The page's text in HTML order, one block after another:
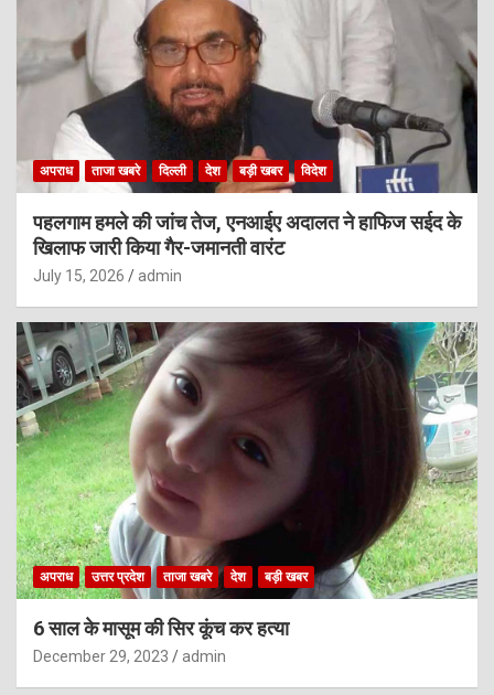
अपराध ताजा खबरे दिल्ली देश बड़ी खबर विदेश
पहलगाम हमले की जांच तेज, एनआईए अदालत ने हाफिज सईद के
खिलाफ जारी किया गैर-जमानती वारंट
July 15, 2026 admin
अपराध उत्तर प्रदेश ताजा खबरे देश बड़ी खबर
6 साल के मासूम की सिर कूंच कर हत्या
December 29, 2023 admin